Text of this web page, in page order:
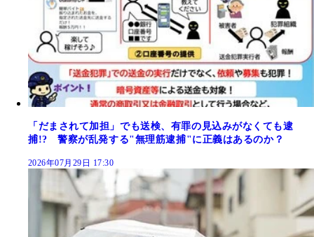
「だまされて加担」でも送検、有罪の見込みがなくても逮
捕!? 警察が乱発する"無理筋逮捕"に正義はあるのか？
2026年07月29日 17:30